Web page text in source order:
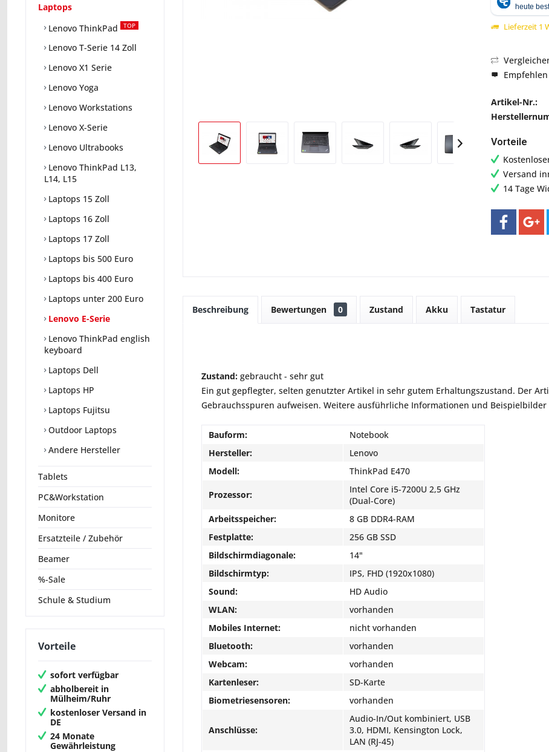
Laptops
Lenovo ThinkPad
TOP
Lenovo T-Serie 14 Zoll
Lenovo X1 Serie
Lenovo Yoga
Lenovo Workstations
Lenovo X-Serie
Lenovo Ultrabooks
Lenovo ThinkPad L13,
L14, L15
Laptops 15 Zoll
Laptops 16 Zoll
Laptops 17 Zoll
Laptops bis 500 Euro
Laptops bis 400 Euro
Laptops unter 200 Euro
Lenovo E-Serie
Lenovo ThinkPad english
keyboard
Laptops Dell
Laptops HP
Laptops Fujitsu
Outdoor Laptops
Andere Hersteller
Tablets
PC&Workstation
Monitore
Ersatzteile / Zubehör
Beamer
%-Sale
Schule & Studium
Vorteile
sofort verfügbar
abholbereit in
Mülheim/Ruhr
kostenloser Versand in
DE
24 Monate
Gewährleistung
Abbildung ähnlich
Lieferzeit 1
Empfehlen
Artikel-Nr.:
Vorteile
Versand
14 Tage
Beschreibung Bewertungen 0 Zustand Akku Tastatur
Zustand: gebraucht - sehr gut
Ein gut gepflegter, selten genutzter Artikel in sehr gutem Erhaltungszustand. Der
Gebrauchsspuren aufweisen. Weitere ausführliche Informationen und
Bauform:
Notebook
Hersteller:
Lenovo
Modell:
ThinkPad E470
Prozessor:
Intel Core i5-7200U 2,5 GHz
(Dual-Core)
Arbeitsspeicher:
8 GB DDR4-RAM
Festplatte:
256 GB SSD
Bildschirmdiagonale:
14"
Bildschirmtyp:
IPS, FHD (1920x1080)
Sound:
HD Audio
WLAN:
vorhanden
Mobiles Internet:
nicht vorhanden
Bluetooth:
vorhanden
Webcam:
vorhanden
Kartenleser:
SD-Karte
Biometriesensoren:
vorhanden
Anschlüsse:
Audio-In/Out kombiniert, USB
3.0, HDMI, Kensington Lock,
LAN (RJ-45)